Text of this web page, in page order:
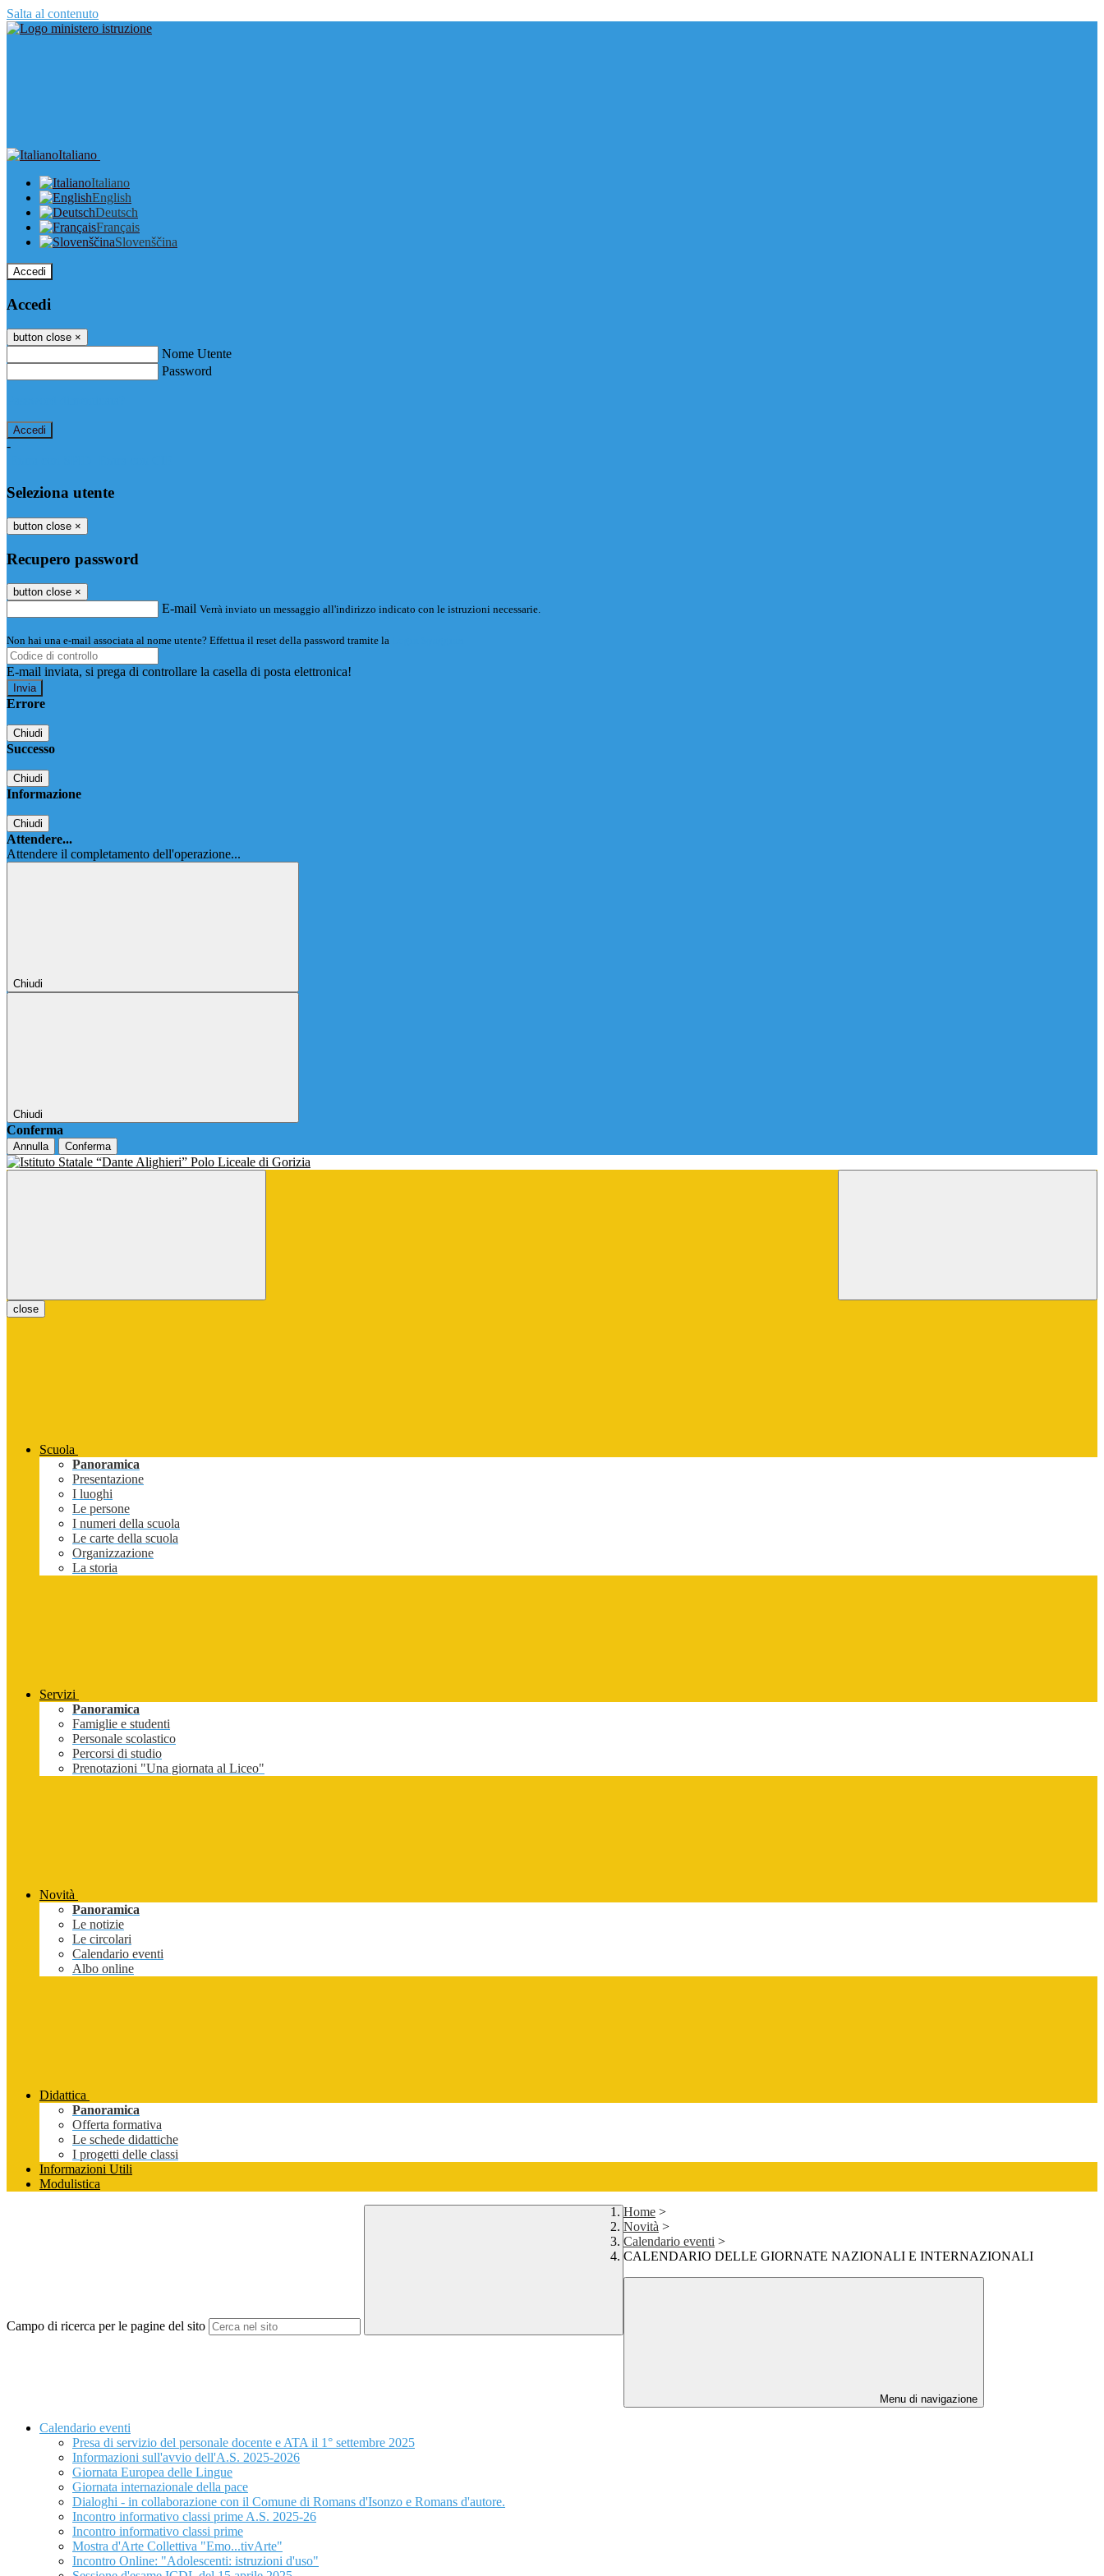
Salta al contenuto
Italiano
Italiano
English
Deutsch
Français
Slovenščina
Accedi
Accedi
button close ×
Nome Utente
Password
-
Seleziona utente
button close ×
Recupero password
button close ×
E-mail Verrà inviato un messaggio all'indirizzo indicato con le istruzioni necessarie.
Non hai una e-mail associata al nome utente? Effettua il reset della password tramite la
E-mail inviata, si prega di controllare la casella di posta elettronica!
Errore
Chiudi
Successo
Chiudi
Informazione
Chiudi
Attendere...
Attendere il completamento dell'operazione...
Chiudi
Chiudi
Conferma
Annulla Conferma
close
Scuola
Panoramica
Presentazione
I luoghi
Le persone
I numeri della scuola
Le carte della scuola
Organizzazione
La storia
Servizi
Panoramica
Famiglie e studenti
Personale scolastico
Percorsi di studio
Prenotazioni "Una giornata al Liceo"
Novità
Panoramica
Le notizie
Le circolari
Calendario eventi
Albo online
Didattica
Panoramica
Offerta formativa
Le schede didattiche
I progetti delle classi
Informazioni Utili
Modulistica
Campo di ricerca per le pagine del sito
Home >
Novità >
Calendario eventi >
CALENDARIO DELLE GIORNATE NAZIONALI E INTERNAZIONALI
Menu di navigazione
Calendario eventi
Presa di servizio del personale docente e ATA il 1° settembre 2025
Informazioni sull'avvio dell'A.S. 2025-2026
Giornata Europea delle Lingue
Giornata internazionale della pace
Dialoghi - in collaborazione con il Comune di Romans d'Isonzo e Romans d'autore.
Incontro informativo classi prime A.S. 2025-26
Incontro informativo classi prime
Mostra d'Arte Collettiva "Emo...tivArte"
Incontro Online: "Adolescenti: istruzioni d'uso"